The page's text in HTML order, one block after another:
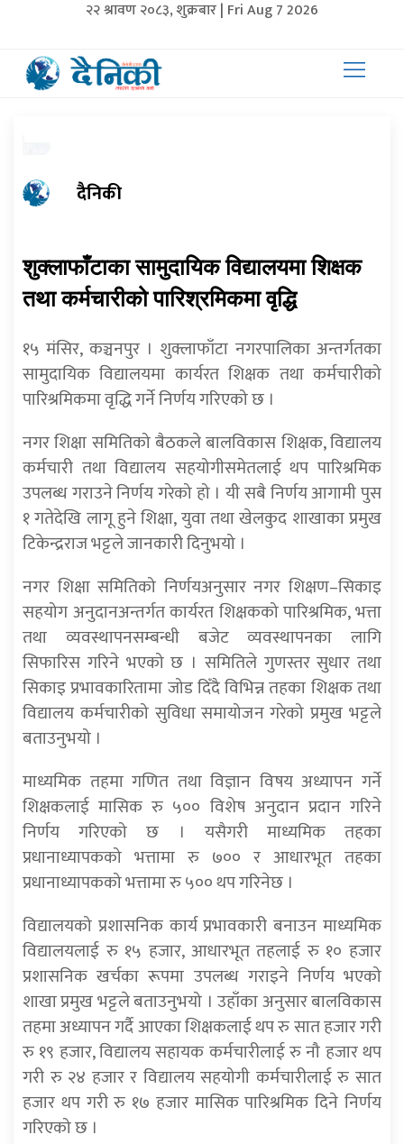
२२ श्रावण २०८३, शुक्रबार | Fri Aug 7 2026
दैनिकी
शुक्लाफाँटाका सामुदायिक विद्यालयमा शिक्षक
तथा कर्मचारीको पारिश्रमिकमा वृद्धि
१५ मंसिर, कञ्चनपुर । शुक्लाफाँटा नगरपालिका अन्तर्गतका
सामुदायिक विद्यालयमा कार्यरत शिक्षक तथा कर्मचारीको
पारिश्रमिकमा वृद्धि गर्ने निर्णय गरिएको छ ।
नगर शिक्षा समितिको बैठकले बालविकास शिक्षक, विद्यालय
कर्मचारी तथा विद्यालय सहयोगीसमेतलाई थप पारिश्रमिक
उपलब्ध गराउने निर्णय गरेको हो । यी सबै निर्णय आगामी पुस
१ गतेदेखि लागू हुने शिक्षा, युवा तथा खेलकुद शाखाका प्रमुख
टिकेन्द्रराज भट्टले जानकारी दिनुभयो ।
नगर शिक्षा समितिको निर्णयअनुसार नगर शिक्षण–सिकाइ
सहयोग अनुदानअन्तर्गत कार्यरत शिक्षकको पारिश्रमिक, भत्ता
तथा व्यवस्थापनसम्बन्धी बजेट व्यवस्थापनका लागि
सिफारिस गरिने भएको छ । समितिले गुणस्तर सुधार तथा
सिकाइ प्रभावकारितामा जोड दिँदै विभिन्न तहका शिक्षक तथा
विद्यालय कर्मचारीको सुविधा समायोजन गरेको प्रमुख भट्टले
बताउनुभयो ।
माध्यमिक तहमा गणित तथा विज्ञान विषय अध्यापन गर्ने
शिक्षकलाई मासिक रु ५०० विशेष अनुदान प्रदान गरिने
निर्णय गरिएको छ । यसैगरी माध्यमिक तहका
प्रधानाध्यापकको भत्तामा रु ७०० र आधारभूत तहका
प्रधानाध्यापकको भत्तामा रु ५०० थप गरिनेछ ।
विद्यालयको प्रशासनिक कार्य प्रभावकारी बनाउन माध्यमिक
विद्यालयलाई रु १५ हजार, आधारभूत तहलाई रु १० हजार
प्रशासनिक खर्चका रूपमा उपलब्ध गराइने निर्णय भएको
शाखा प्रमुख भट्टले बताउनुभयो । उहाँका अनुसार बालविकास
तहमा अध्यापन गर्दै आएका शिक्षकलाई थप रु सात हजार गरी
रु १९ हजार, विद्यालय सहायक कर्मचारीलाई रु नौ हजार थप
गरी रु २४ हजार र विद्यालय सहयोगी कर्मचारीलाई रु सात
हजार थप गरी रु १७ हजार मासिक पारिश्रमिक दिने निर्णय
गरिएको छ ।